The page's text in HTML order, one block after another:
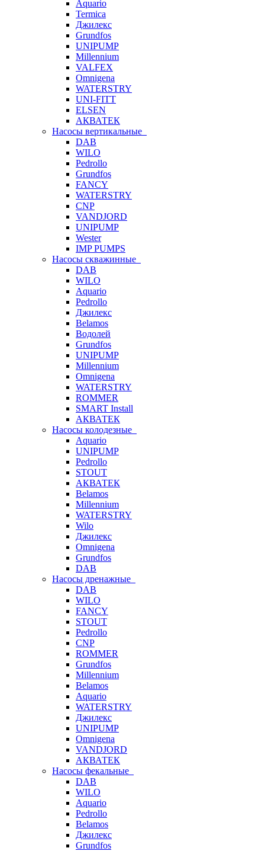
Aquario
Termica
Джилекс
Grundfos
UNIPUMP
Millennium
VALFEX
Omnigena
WATERSTRY
UNI-FITT
ELSEN
АКВАТЕК
Насосы вертикальные
DAB
WILO
Pedrollo
Grundfos
FANCY
WATERSTRY
CNP
VANDJORD
UNIPUMP
Wester
IMP PUMPS
Насосы скважинные
DAB
WILO
Aquario
Pedrollo
Джилекс
Belamos
Водолей
Grundfos
UNIPUMP
Millennium
Omnigena
WATERSTRY
ROMMER
SMART Install
АКВАТЕК
Насосы колодезные
Aquario
UNIPUMP
Pedrollo
STOUT
АКВАТЕК
Belamos
Millennium
WATERSTRY
Wilo
Джилекс
Omnigena
Grundfos
DAB
Насосы дренажные
DAB
WILO
FANCY
STOUT
Pedrollo
CNP
ROMMER
Grundfos
Millennium
Belamos
Aquario
WATERSTRY
Джилекс
UNIPUMP
Omnigena
VANDJORD
АКВАТЕК
Насосы фекальные
DAB
WILO
Aquario
Pedrollo
Belamos
Джилекс
Grundfos